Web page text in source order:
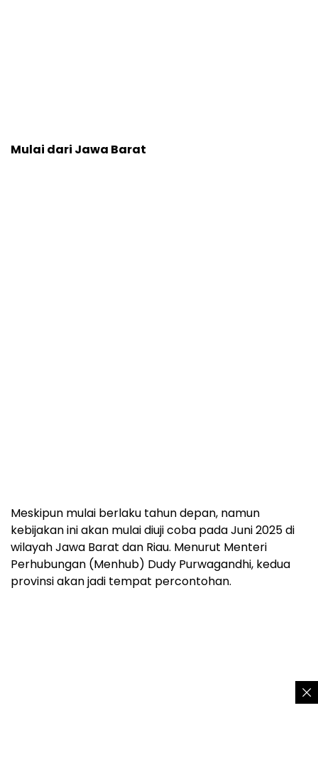
Mulai dari Jawa Barat
Meskipun mulai berlaku tahun depan, namun
kebijakan ini akan mulai diuji coba pada Juni 2025 di
wilayah Jawa Barat dan Riau. Menurut Menteri
Perhubungan (Menhub) Dudy Purwagandhi, kedua
provinsi akan jadi tempat percontohan.